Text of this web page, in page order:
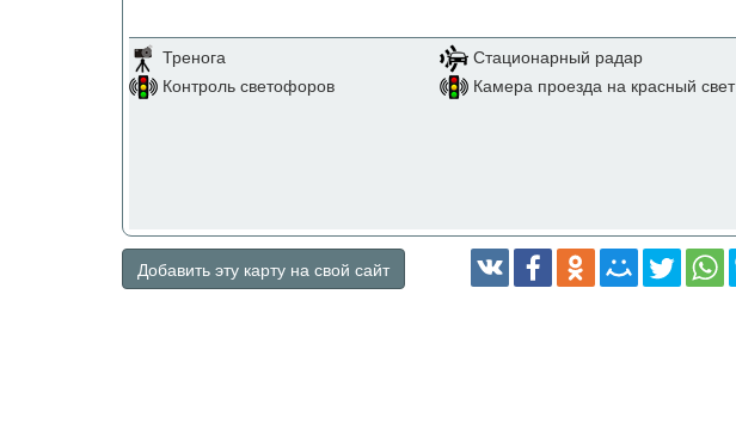
Тренога Стационарный радар
Контроль светофоров
Камера проезда на красный свет
Добавить эту карту на свой сайт